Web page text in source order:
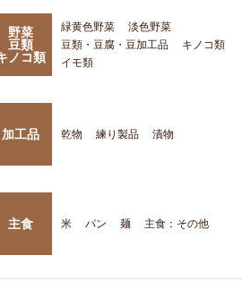
野菜
豆類
ノコ類
緑黄色野菜
淡色野菜
豆類・豆腐・豆加工品
キノコ類
イモ類
加工品 乾物 練り製品 漬物
主食 米 パン 麺 主食：その他